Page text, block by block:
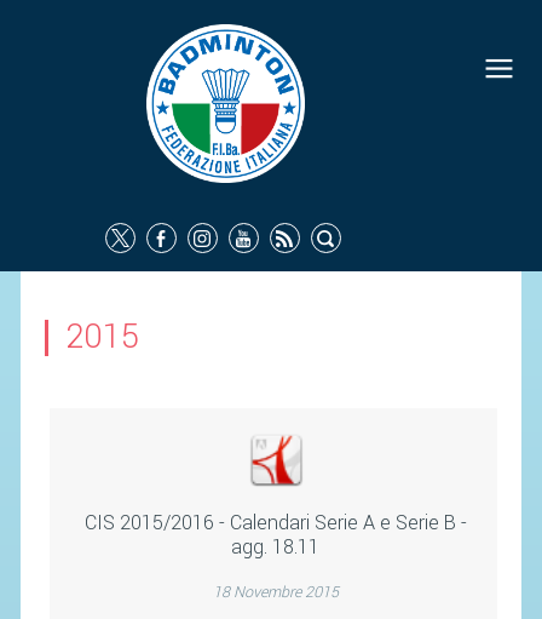
2015
CIS 2015/2016 - Calendari Serie A e Serie B -
agg. 18.11
18 Novembre 2015
FEDERAZIONE
IDENTITÀ
COMMISSIONI FEDERALI
ORGANI TERRITORIALI
TUTELA DELLA SALUTE -
ANTIDOPING
COMUNICAZIONE E MARKETING
SEGRETERIA FEDERALE
CONTATTI